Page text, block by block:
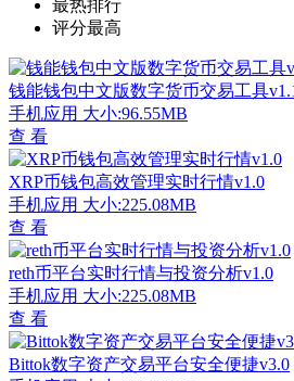
最热排行
评分最高
钱能钱包中文版数字货币交易工具
手机应用 大小:96.55MB
查 看
XRP币钱包高效管理实时行情v1.0
手机应用 大小:225.08MB
查 看
reth币平台实时行情与投资分析v1.0
手机应用 大小:225.08MB
查 看
Bittok数字资产交易平台安全便捷v3.0